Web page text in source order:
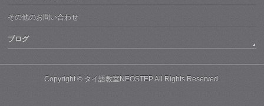
その他のお問い合わせ
ブログ
Copyright © タイ語教室NEOSTEPAll Rights Reserved.